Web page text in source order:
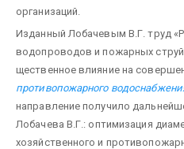
орга­низаций.
Изданный Лобачевым В.Г. труд
водопроводов и пожарных
щественное влияние на
противопожарного
направление получило
Лобачева В.Г.: оптимизация
хозяйственного и